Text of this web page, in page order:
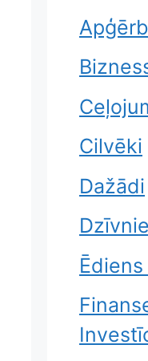
Cilvēki
Dažādi